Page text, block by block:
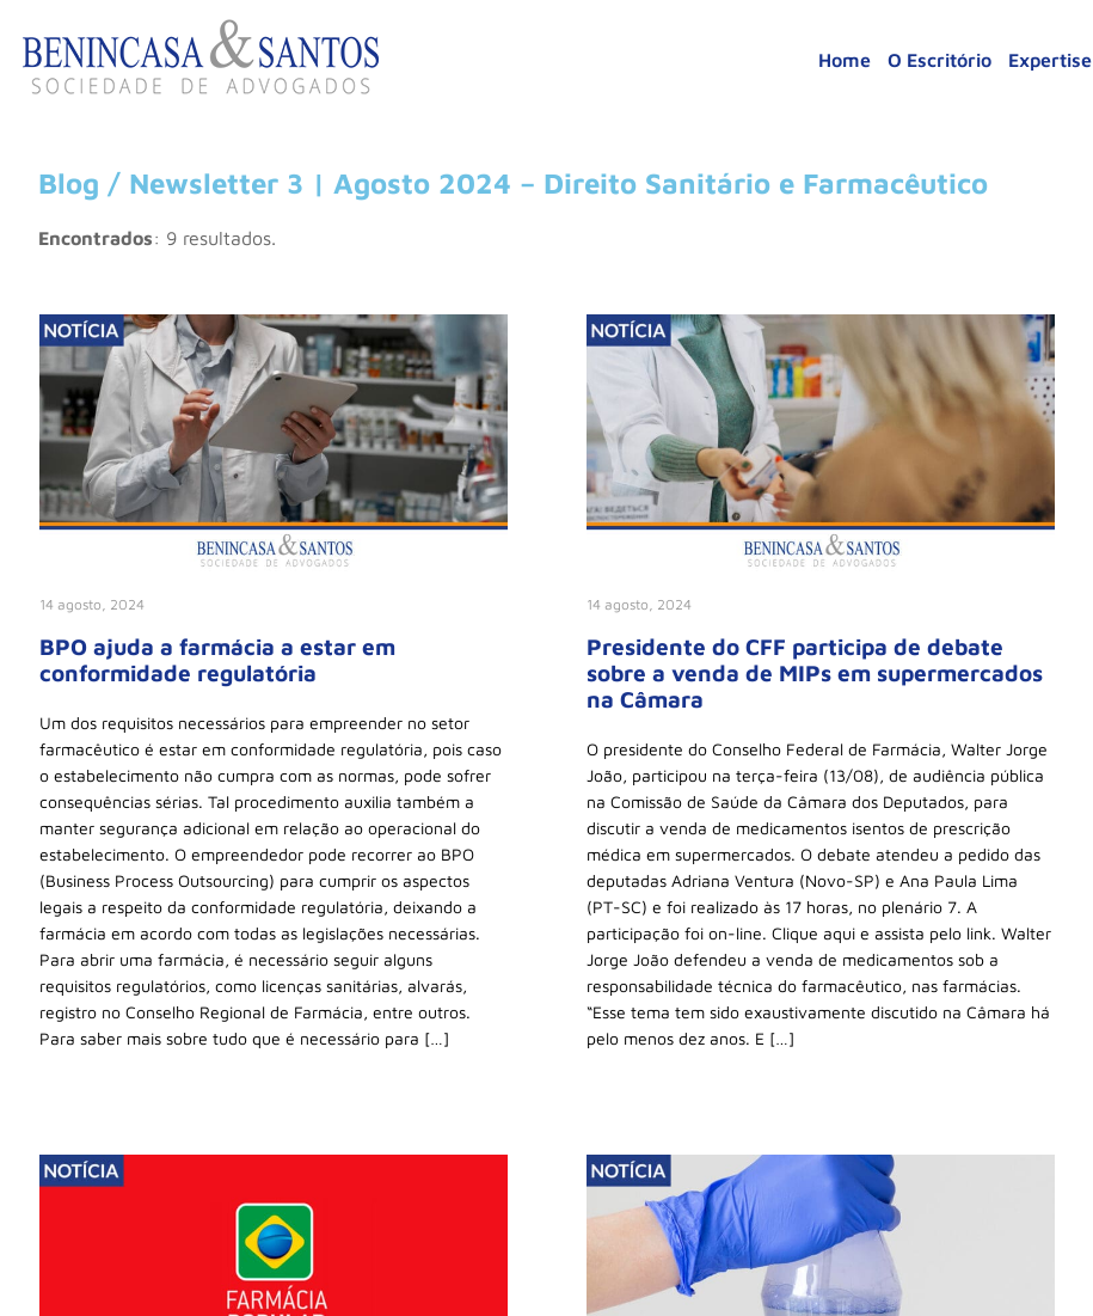
Home O Escritório Expertise
Blog / Newsletter 3 | Agosto 2024 – Direito Sanitário e Farmacêutico
Encontrados: 9 resultados.
14 agosto, 2024
BPO ajuda a farmácia a estar em
conformidade regulatória
Um dos requisitos necessários para empreender no setor
farmacêutico é estar em conformidade regulatória, pois caso
o estabelecimento não cumpra com as normas, pode sofrer
consequências sérias. Tal procedimento auxilia também a
manter segurança adicional em relação ao operacional do
estabelecimento. O empreendedor pode recorrer ao BPO
(Business Process Outsourcing) para cumprir os aspectos
legais a respeito da conformidade regulatória, deixando a
farmácia em acordo com todas as legislações necessárias.
Para abrir uma farmácia, é necessário seguir alguns
requisitos regulatórios, como licenças sanitárias, alvarás,
registro no Conselho Regional de Farmácia, entre outros.
Para saber mais sobre tudo que é necessário para […]
14 agosto, 2024
Presidente do CFF participa de debate
sobre a venda de MIPs em supermercados
na Câmara
O presidente do Conselho Federal de Farmácia, Walter Jorge
João, participou na terça-feira (13/08), de audiência pública
na Comissão de Saúde da Câmara dos Deputados, para
discutir a venda de medicamentos isentos de prescrição
médica em supermercados. O debate atendeu a pedido das
deputadas Adriana Ventura (Novo-SP) e Ana Paula Lima
(PT-SC) e foi realizado às 17 horas, no plenário 7. A
participação foi on-line. Clique aqui e assista pelo link. Walter
Jorge João defendeu a venda de medicamentos sob a
responsabilidade técnica do farmacêutico, nas farmácias.
“Esse tema tem sido exaustivamente discutido na Câmara há
pelo menos dez anos. E […]